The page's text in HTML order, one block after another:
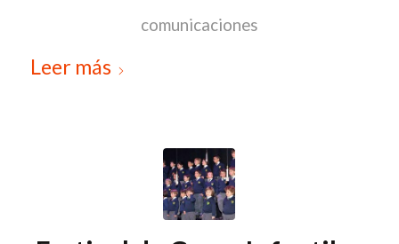
comunicaciones
Leer más